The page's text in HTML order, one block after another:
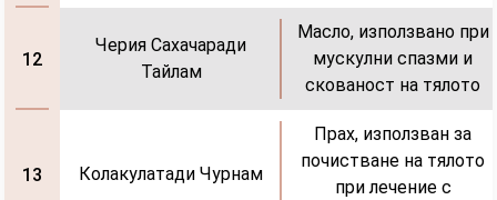
12
13
Черия Сахачаради
Тайлам
Колакулатади Чурнам
Масло, използвано при
мускулни спазми и
скованост на тялото
Прах, използван за
почистване на тялото
при лечение с